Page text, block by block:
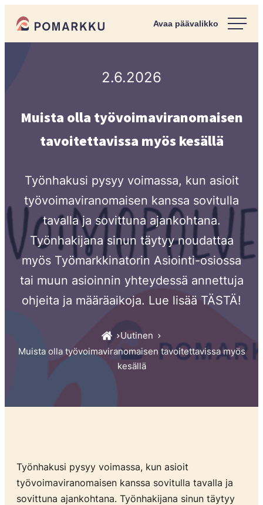
Siirry
suoraan
Pomarkun kunta
2.6.2026
Muista olla työvoimaviranomaisen
tavoitettavissa myös kesällä
Työnhakusi pysyy voimassa, kun asioit
työvoimaviranomaisen kanssa sovitulla
tavalla ja sovittuna ajankohtana.
Työnhakijana sinun täytyy noudattaa
myös Työmarkkinatorin Asiointi-osiossa
tai muun asioinnin yhteydessä annettuja
ohjeita ja määräaikoja. Lue lisää TÄSTÄ!
Uutinen
Muista olla työvoimaviranomaisen tavoitettavissa myös
kesällä
Työnhakusi pysyy voimassa, kun asioit
työvoimaviranomaisen kanssa sovitulla tavalla ja
sovittuna ajankohtana. Työnhakijana sinun täytyy